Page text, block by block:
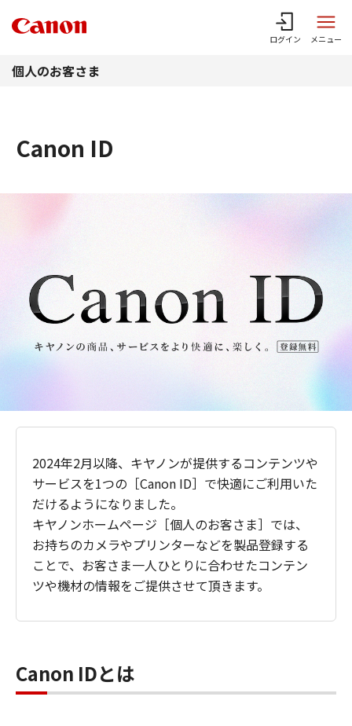
ログイン メニュー
個人のお客さま
Canon ID
2024年2月以降、キヤノンが提供するコンテンツや
サービスを1つの［Canon ID］で快適にご利用いた
だけるようになりました。
キヤノンホームページ［個人のお客さま］では、
お持ちのカメラやプリンターなどを製品登録する
ことで、お客さま一人ひとりに合わせたコンテン
ツや機材の情報をご提供させて頂きます。
Canon IDとは